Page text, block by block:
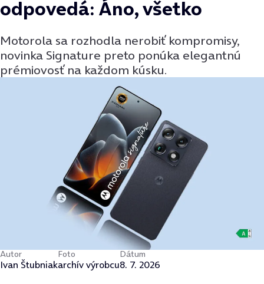
odpovedá: Áno, všetko
Motorola sa rozhodla nerobiť kompromisy,
novinka Signature preto ponúka elegantnú
prémiovosť na každom kúsku.
Autor
Ivan Štubniak
Foto
archív výrobcu
Dátum
8. 7. 2026